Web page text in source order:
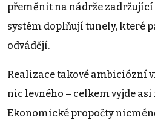
přeměnit na nádrže zadržující
systém doplňují tunely, které
odvádějí.
Realizace takové ambiciózní
nic levného – celkem vyjde
Ekonomické propočty